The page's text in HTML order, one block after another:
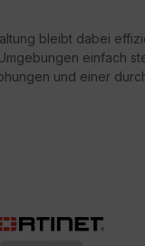
bleibt dabei
einfach
und einer